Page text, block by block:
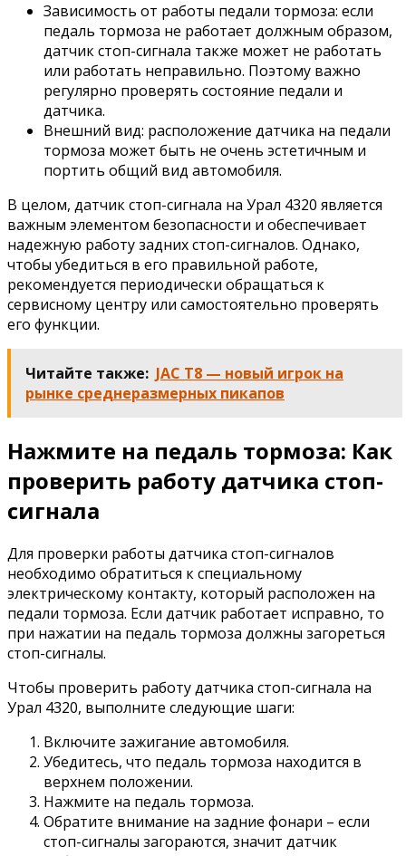
Зависимость от работы педали тормоза: если
педаль тормоза не работает должным образом,
датчик стоп-сигнала также может не работать
или работать неправильно. Поэтому важно
регулярно проверять состояние педали и
датчика.
Внешний вид: расположение датчика на педали
тормоза может быть не очень эстетичным и
портить общий вид автомобиля.
В целом, датчик стоп-сигнала на Урал 4320 является
важным элементом безопасности и обеспечивает
надежную работу задних стоп-сигналов. Однако,
чтобы убедиться в его правильной работе,
рекомендуется периодически обращаться к
сервисному центру или самостоятельно проверять
его функции.
Читайте также: JAC T8 — новый игрок на
рынке среднеразмерных пикапов
Нажмите на педаль тормоза: Как
проверить работу датчика стоп-
сигнала
Для проверки работы датчика стоп-сигналов
необходимо обратиться к специальному
электрическому контакту, который расположен на
педали тормоза. Если датчик работает исправно, то
при нажатии на педаль тормоза должны загореться
стоп-сигналы.
Чтобы проверить работу датчика стоп-сигнала на
Урал 4320, выполните следующие шаги:
Включите зажигание автомобиля.
Убедитесь, что педаль тормоза находится в
верхнем положении.
Нажмите на педаль тормоза.
Обратите внимание на задние фонари – если
стоп-сигналы загораются, значит датчик